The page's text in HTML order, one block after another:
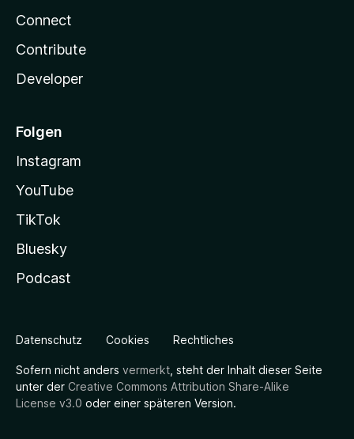
Connect
Contribute
Developer
Folgen
Instagram
YouTube
TikTok
Bluesky
Podcast
Datenschutz Cookies Rechtliches
Sofern nicht anders vermerkt , steht der Inhalt dieser Seite
unter der Creative Commons Attribution Share-Alike
License v3.0 oder einer späteren Version.